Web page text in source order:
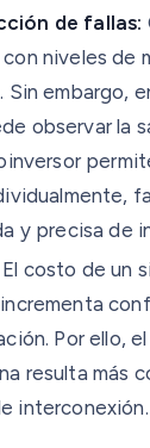
de fallas:
niveles de
embargo,
observar la
y precisa de
El costo de un
Por ello,
resulta más
interconexión.